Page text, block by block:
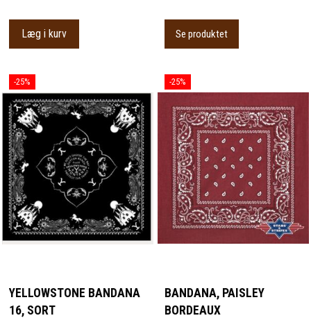
Læg i kurv Se produktet
-25%
YELLOWSTONE BANDANA
16, SORT
-25%
BANDANA, PAISLEY
BORDEAUX